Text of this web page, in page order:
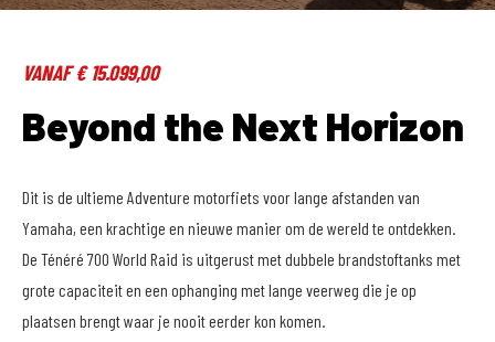
VANAF € 15.099,00
Beyond the Next Horizon
Dit is de ultieme Adventure motorfiets voor lange afstanden van
Yamaha, een krachtige en nieuwe manier om de wereld te ontdekken.
De Ténéré 700 World Raid is uitgerust met dubbele brandstoftanks met
grote capaciteit en een ophanging met lange veerweg die je op
plaatsen brengt waar je nooit eerder kon komen.